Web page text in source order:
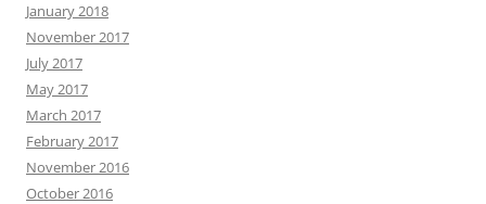
January 2018
November 2017
July 2017
May 2017
March 2017
February 2017
November 2016
October 2016